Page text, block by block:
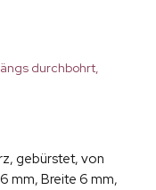
durchbohrt,
gebürstet, von
mm, Breite 6 mm,